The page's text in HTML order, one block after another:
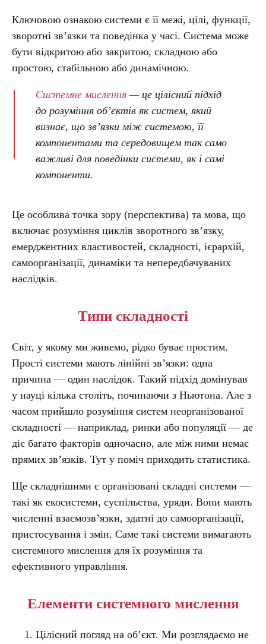
Ключовою ознакою системи є її межі, цілі, функції,
зворотні зв’язки та поведінка у часі. Система може
бути відкритою або закритою, складною або
простою, стабільною або динамічною.
Системне мислення — це цілісний підхід
до розуміння об’єктів як систем, який
визнає, що зв’язки між системою, її
компонентами та середовищем так само
важливі для поведінки системи, як і самі
компоненти.
Це особлива точка зору (перспектива) та мова, що
включає розуміння циклів зворотного зв’язку,
емерджентних властивостей, складності, ієрархій,
самоорганізації, динаміки та непередбачуваних
наслідків.
Типи складності
Світ, у якому ми живемо, рідко буває простим.
Прості системи мають лінійні зв’язки: одна
причина — один наслідок. Такий підхід домінував
у науці кілька століть, починаючи з Ньютона. Але з
часом прийшло розуміння систем неорганізованої
складності — наприклад, ринки або популяції — де
діє багато факторів одночасно, але між ними немає
прямих зв’язків. Тут у поміч приходить статистика.
Ще складнішими є організовані складні системи —
такі як екосистеми, суспільства, уряди. Вони мають
численні взаємозв’язки, здатні до самоорганізації,
пристосування і змін. Саме такі системи вимагають
системного мислення для їх розуміння та
ефективного управління.
Елементи системного мислення
Цілісний погляд на об’єкт. Ми розглядаємо не